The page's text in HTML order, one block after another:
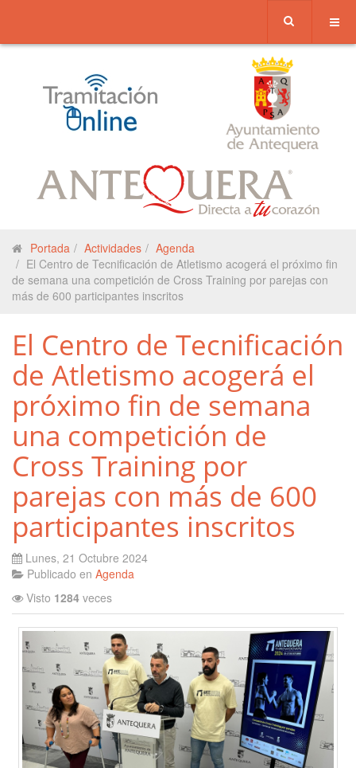
Portada Actividades
Agenda
El Centro de Tecnificación de Atletismo acogerá el próximo fin
de semana una competición de Cross Training por parejas con
más de 600 participantes inscritos
El Centro de Tecnificación
de Atletismo acogerá el
próximo fin de semana
una competición de
Cross Training por
parejas con más de 600
participantes inscritos
Lunes, 21 Octubre 2024
Publicado en Agenda
Visto 1284 veces